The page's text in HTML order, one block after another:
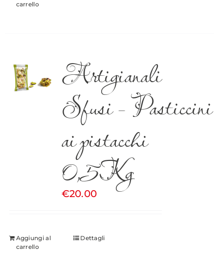
carrello
Artigianali
Sfusi – Pasticcini
ai pistacchi
0,5Kg
€20.00
Aggiungi al
carrello
Dettagli